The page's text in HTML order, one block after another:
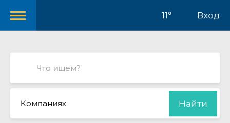
11° Вход
Компаниях Найти